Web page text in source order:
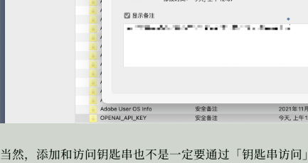
当然，添加和访问钥匙串也不是一定要通过「钥匙串访问」